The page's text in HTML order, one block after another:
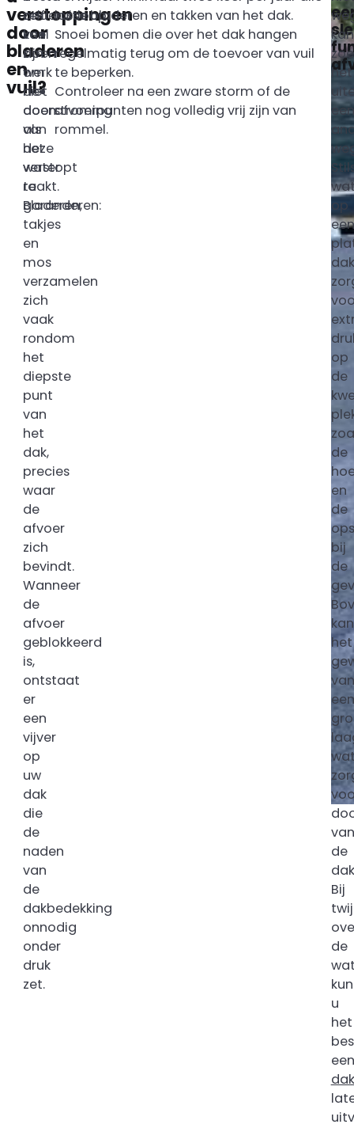
verstoppingen
door
bladeren
en
vuil?
onderuitloop
kan
zijn
werk
niet
doen
als
deze
verstopt
raakt.
Bladeren,
takjes
en
mos
verzamelen
zich
vaak
rondom
het
diepste
punt
van
het
dak,
precies
waar
de
afvoer
zich
bevindt.
Wanneer
de
afvoer
geblokkeerd
is,
ontstaat
er
een
vijver
op
uw
dak
die
de
naden
van
de
dakbedekking
onnodig
onder
druk
zet.
zelf
veel
doen
om
de
doorstroming
van
het
water
te
garanderen:
losse bladeren en takken van het dak.
Snoei bomen die over het dak hangen
regelmatig terug om de toevoer van vuil
te beperken.
Controleer na een zware storm of de
afvoerpunten nog volledig vrij zijn van
rommel.
het
een
op
een
dak
op
de
de
en
de
bij
de
kan
het
van
een
van
de
Bij
de
u
het
een